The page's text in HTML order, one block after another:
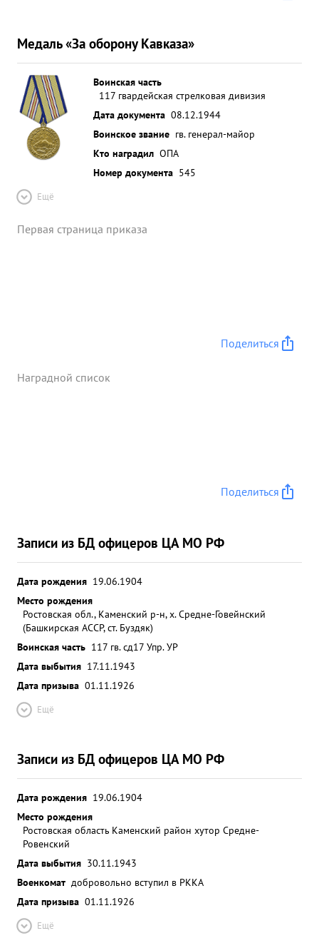
Медаль «За оборону Кавказа»
Воинская часть
117 гвардейская стрелковая дивизия
Дата документа 08.12.1944
Воинское звание гв. генерал-майор
Кто наградил ОПА
Номер документа 545
Ещё
Первая страница приказа
Поделиться
Наградной список
Поделиться
Записи из БД офицеров ЦА МО РФ
Дата рождения 19.06.1904
Место рождения
Ростовская обл., Каменский р-н, х. Средне-Говейнский
(Башкирская АССР, ст. Буздяк)
Воинская часть 117 гв. сд17 Упр. УР
Дата выбытия 17.11.1943
Дата призыва 01.11.1926
Ещё
Записи из БД офицеров ЦА МО РФ
Дата рождения 19.06.1904
Место рождения
Ростовская область Каменский район хутор Средне-
Ровенский
Дата выбытия 30.11.1943
Военкомат добровольно вступил в РККА
Дата призыва 01.11.1926
Ещё